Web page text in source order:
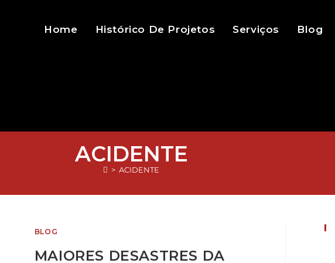
Home Histórico De Projetos Serviços Blog
ACIDENTE
> ACIDENTE
BLOG
MAIORES DESASTRES DA